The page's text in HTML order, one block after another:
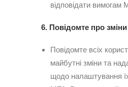
відповідати вимогам
6. Повідомте про
Повідомте всіх
майбутні зміни та
щодо налаштування